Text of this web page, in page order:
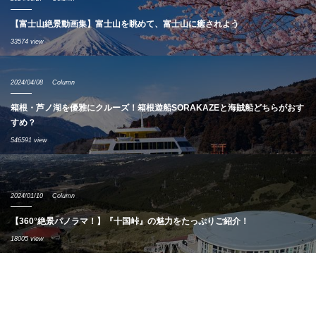
【富士山絶景動画集】富士山を眺めて、富士山に癒されよう
33574 view
2024/04/08 Column
箱根・芦ノ湖を優雅にクルーズ！箱根遊船SORAKAZEと海賊船どちらがおす
すめ？
546591 view
2024/01/10 Column
【360°絶景パノラマ！】『十国峠』の魅力をたっぷりご紹介！
18005 view